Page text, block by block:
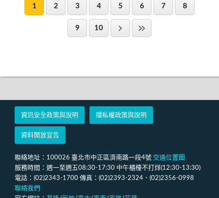
1 2 3 4 5 6 7 8
9 10
資訊安全政策與說明 隱私權政策與說明
資料開放宣告
聯絡地址：100026 臺北市中正區濟南路一段4號 交通位置圖
服務時間：週一至週五08:30-17:30 中午櫃檯不打烊(12:30-13:30)
電話：(02)2343-1700 傳真：(02)2393-2324．(02)2356-0998
聯絡我們